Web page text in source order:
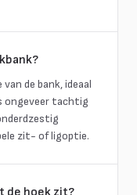
de bank, ideaal
ongeveer tachtig
zit- of ligoptie.